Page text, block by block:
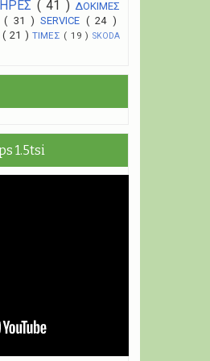
( 41 ) ΔΟΚΙΜΕΣ
( 31 )SERVICE ( 24 )
( 21 )ΤΙΜΕΣ ( 19 )SKODA
1.5tsi